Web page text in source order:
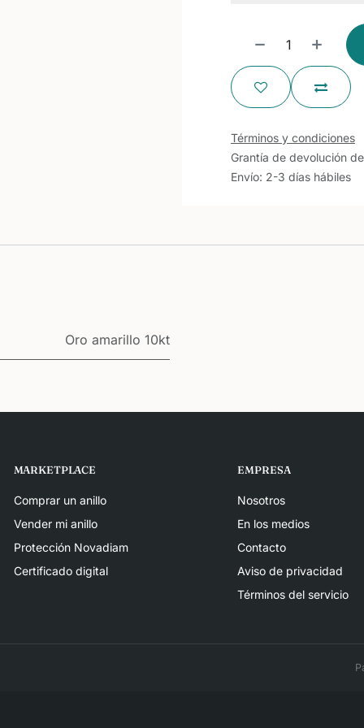
Términos y condiciones
Grantía de devolución
Envío: 2-3 días hábiles
Oro amarillo 10kt
MARKETPLACE
Comprar un anillo
Vender mi anillo
Protección Novadiam
Certificado digital
EMPRESA
Nosotros
En los medios
Contacto
Aviso de privacidad
Términos del servicio